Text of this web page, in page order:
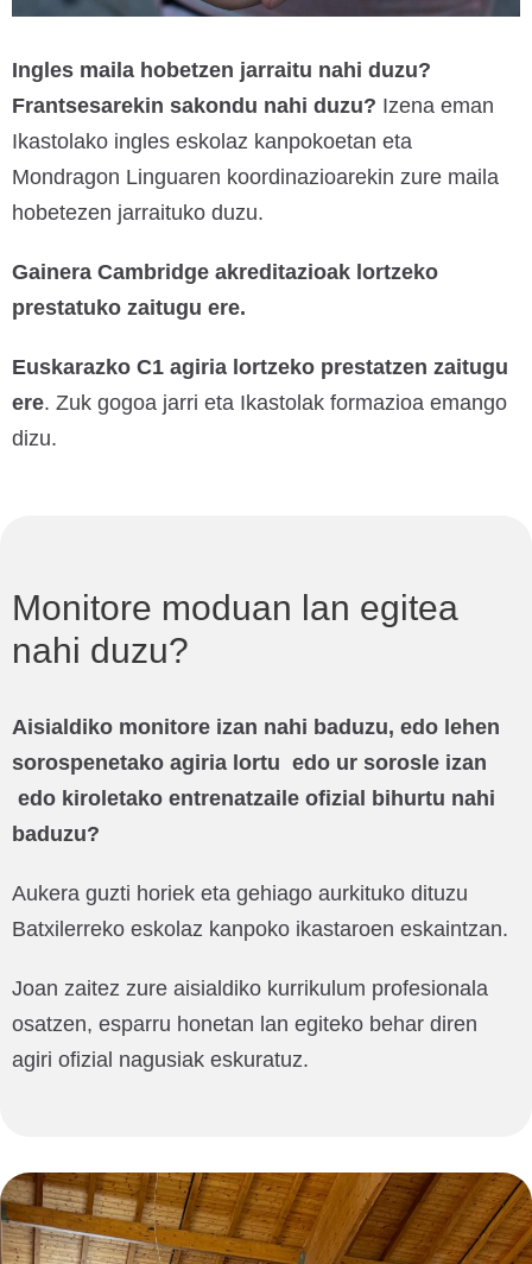
Ingles maila hobetzen jarraitu nahi duzu?
Frantsesarekin sakondu nahi duzu? Izena eman
Ikastolako ingles eskolaz kanpokoetan eta
Mondragon Linguaren koordinazioarekin zure maila
hobetezen jarraituko duzu.
Gainera Cambridge akreditazioak lortzeko
prestatuko zaitugu ere.
Euskarazko C1 agiria lortzeko prestatzen zaitugu
ere. Zuk gogoa jarri eta Ikastolak formazioa emango
dizu.
Monitore moduan lan egitea
nahi duzu?
Aisialdiko monitore izan nahi baduzu, edo lehen
sorospenetako agiria lortu edo ur sorosle izan
edo kiroletako entrenatzaile ofizial bihurtu nahi
baduzu?
Aukera guzti horiek eta gehiago aurkituko dituzu
Batxilerreko eskolaz kanpoko ikastaroen eskaintzan.
Joan zaitez zure aisialdiko kurrikulum profesionala
osatzen, esparru honetan lan egiteko behar diren
agiri ofizial nagusiak eskuratuz.